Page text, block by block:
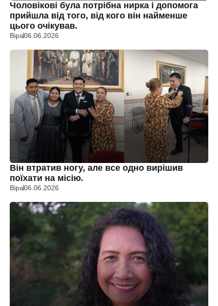
Чоловікові була потрібна нирка і допомога
прийшла від того, від кого він найменше
цього очікував.
Віра06.06.2026
Він втратив ногу, але все одно вирішив
поїхати на місію.
Віра06.06.2026